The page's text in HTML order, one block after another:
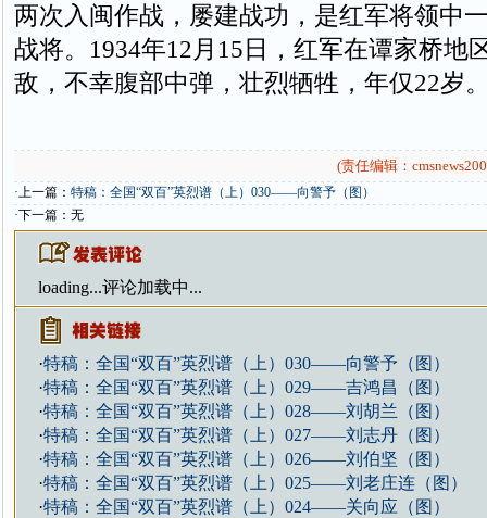
两次入闽作战，屡建战功，是红军将领中
战将。1934年12月15日，红军在谭家桥地
敌，不幸腹部中弹，壮烈牺牲，年仅22岁
(责任编辑：
·上一篇： 特稿：全国“双百”英烈谱（上）030——向警予（图）
·下一篇：无
loading...评论加载中...
·特稿：全国“双百”英烈谱（上）030——向警予（图）
·特稿：全国“双百”英烈谱（上）029——吉鸿昌（图）
·特稿：全国“双百”英烈谱（上）028——刘胡兰（图）
·特稿：全国“双百”英烈谱（上）027——刘志丹（图）
·特稿：全国“双百”英烈谱（上）026——刘伯坚（图）
·特稿：全国“双百”英烈谱（上）025——刘老庄连（图）
·特稿：全国“双百”英烈谱（上）024——关向应（图）